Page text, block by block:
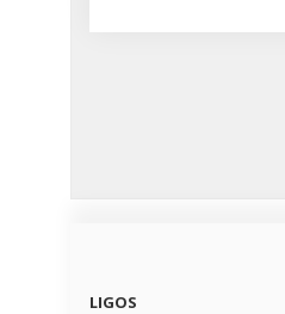
LIGOS